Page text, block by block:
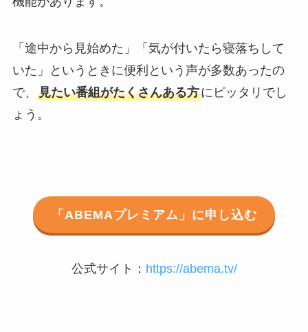
「途中から見始めた」「気が付いたら寝落ちして
いた」というときに便利という声が多数あったの
で、 見たい番組がたくさんある方にピッタリでし
ょう。
「ABEMAプレミアム」に申し込む
公式サイト： https://abema.tv/